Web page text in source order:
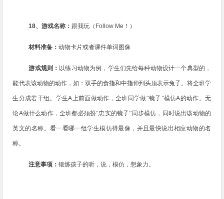
18、游戏名称： 跟我玩（ Follow Me ！ ）
材料准备：动物卡片或者课件单词图像
游戏规则： 以练习动物为例，学生们先给每种动物设计一个典型的，
能代表该动物的动作，如：双手的食指和中指伸到头顶表示兔子。将全班学
生分成若干组。学生A上前面做动作，全班同学做“镜子”模仿A的动作。无
论A做什么动作，全班都必须扮“忠实的镜子”同步模仿，同时说出该动物的
英文的名称。看一看哪一组学生模仿得最像，并且最快说出相应动物的名
称。
注意事项：锻炼孩子的听，说，模仿，想象力。